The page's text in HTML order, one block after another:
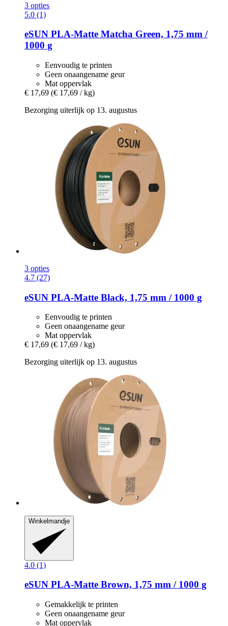
3 opties
5.0 (1)
eSUN PLA-​Matte Matcha Green, 1,75 mm /
1000 g
Eenvoudig te printen
Geen onaangename geur
Mat oppervlak
€ 17,69 (€ 17,69 / kg)
Bezorging uiterlijk op 13. augustus
3 opties
4.7 (27)
eSUN PLA-​Matte Black, 1,75 mm / 1000 g
Eenvoudig te printen
Geen onaangename geur
Mat oppervlak
€ 17,69 (€ 17,69 / kg)
Bezorging uiterlijk op 13. augustus
Winkelmandje
4.0 (1)
eSUN PLA-​Matte Brown, 1,75 mm / 1000 g
Gemakkelijk te printen
Geen onaangename geur
Mat oppervlak